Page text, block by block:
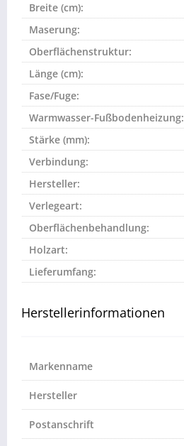
Breite (cm):
Maserung:
Oberflächenstruktur:
Länge (cm):
Fase/Fuge:
Warmwasser-Fußbodenheizung:
Stärke (mm):
Verbindung:
Hersteller:
Verlegeart:
Oberflächenbehandlung:
Holzart:
Lieferumfang:
Herstellerinformationen
Markenname
Hersteller
Postanschrift